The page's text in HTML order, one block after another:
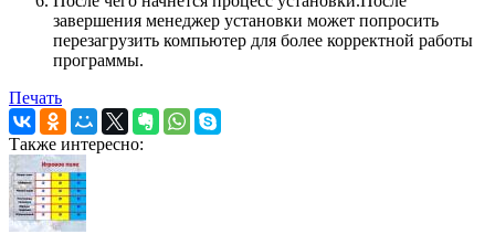
завершения менеджер установки может попросить
перезагрузить компьютер для более корректной работы
программы.
Печать
Также интересно: